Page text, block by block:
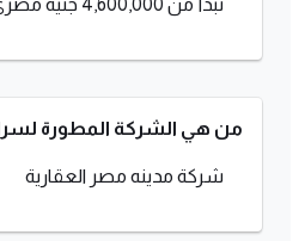
من هي الشركة المطورة
شركة مدينه مصر العقارية